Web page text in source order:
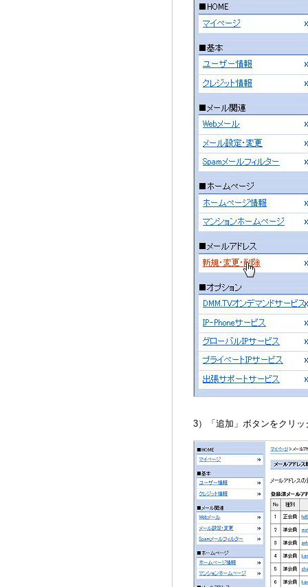
3）「追加」ボタンをクリッ